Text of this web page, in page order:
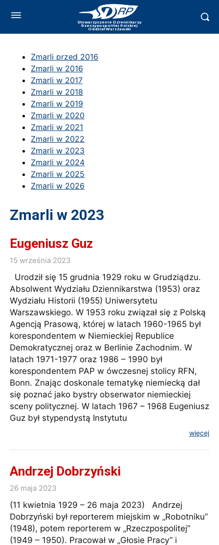
Zmarli przed 2016
Zmarli w 2016
Zmarli w 2017
Zmarli w 2018
Zmarli w 2019
Zmarli w 2020
Zmarli w 2021
Zmarli w 2022
Zmarli w 2023
Zmarli w 2024
Zmarli w 2025
Zmarli w 2026
Zmarli w 2023
Eugeniusz Guz
15 września 2023
Urodził się 15 grudnia 1929 roku w Grudziądzu.
Absolwent Wydziału Dziennikarstwa (1953) oraz
Wydziału Historii (1955) Uniwersytetu
Warszawskiego. W 1953 roku związał się z Polską
Agencją Prasową, której w latach 1960-1965 był
korespondentem w Niemieckiej Republice
Demokratycznej oraz w Berlinie Zachodnim. W
latach 1971-1977 oraz 1986 – 1990 był
korespondentem PAP w ówczesnej stolicy RFN,
Bonn. Znając doskonale tematykę niemiecką dał
się poznać jako bystry obserwator niemieckiej
sceny politycznej. W latach 1967 – 1968 Eugeniusz
Guz był stypendystą Instytutu
więcej
Andrzej Dobrzyński
26 maja 2023
(11 kwietnia 1929 – 26 maja 2023) Andrzej
Dobrzyński był reporterem miejskim w „Robotniku”
(1948), potem reporterem w „Rzeczpospolitej”
(1949 – 1950). Pracował w „Głosie Pracy” i